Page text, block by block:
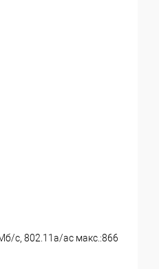
с, 802.11a/ac макс.:866